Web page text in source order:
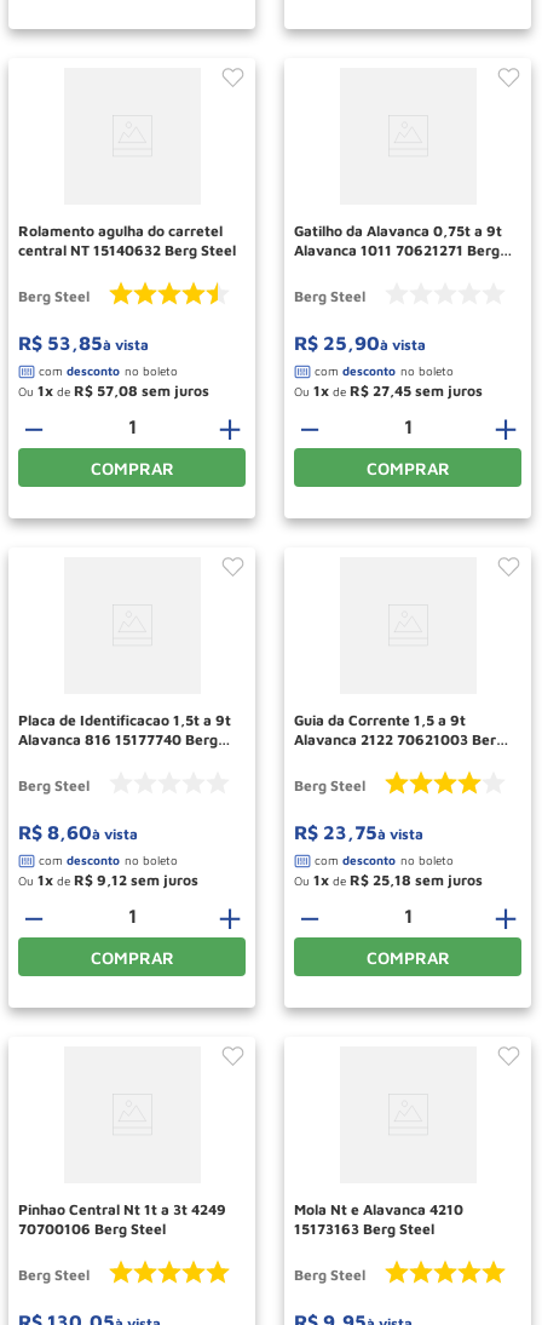
Rolamento agulha do carretel
central NT 15140632 Berg Steel
Berg Steel
R$ 53,85à vista
Ou 1 de R$ 57 08
＋
－
COMPRAR
Gatilho da Alavanca 0,75t a 9t
Alavanca 1011 70621271 Berg
Berg Steel
R$ 25,90à vista
Ou 1 de R$ 27 45
＋
－
COMPRAR
Placa de Identificacao 1,5t a 9t
Alavanca 816 15177740 Berg
Berg Steel
R$ 8,60à vista
Ou 1 de R$ 9 12
＋
－
COMPRAR
Guia da Corrente 1,5 a 9t
Alavanca 2122 70621003 Berg
Berg Steel
R$ 23,75à vista
Ou 1 de R$ 25 18
＋
－
COMPRAR
Pinhao Central Nt 1t a 3t 4249
70700106 Berg Steel
Berg Steel
Mola Nt e Alavanca 4210
15173163 Berg Steel
Berg Steel